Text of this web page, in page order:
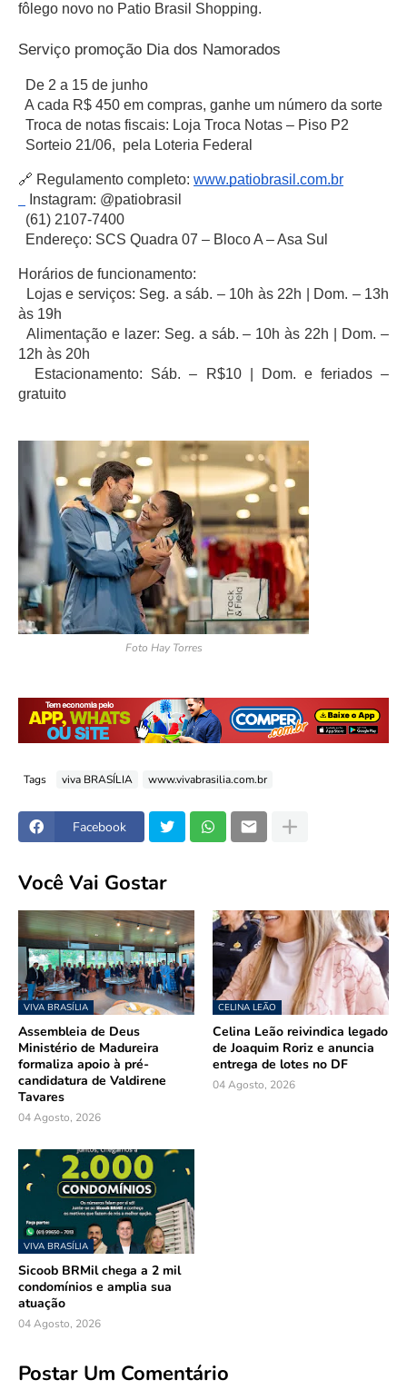
fôlego novo no Patio Brasil Shopping.
Serviço promoção Dia dos Namorados
De 2 a 15 de junho
A cada R$ 450 em compras, ganhe um número da sorte
Troca de notas fiscais: Loja Troca Notas – Piso P2
Sorteio 21/06, pela Loteria Federal
🔗 Regulamento completo: www.patiobrasil.com.br
Instagram: @patiobrasil
(61) 2107-7400
Endereço: SCS Quadra 07 – Bloco A – Asa Sul
Horários de funcionamento:
Lojas e serviços: Seg. a sáb. – 10h às 22h | Dom. – 13h
às 19h
Alimentação e lazer: Seg. a sáb. – 10h às 22h | Dom. –
12h às 20h
Estacionamento: Sáb. – R$10 | Dom. e feriados –
gratuito
Foto Hay Torres
Tags viva BRASÍLIA www.vivabrasilia.com.br
Facebook
Você Vai Gostar
VIVA BRASÍLIA
Assembleia de Deus
Ministério de Madureira
formaliza apoio à pré-
candidatura de Valdirene
Tavares
04 Agosto, 2026
CELINA LEÃO
Celina Leão reivindica legado
de Joaquim Roriz e anuncia
entrega de lotes no DF
04 Agosto, 2026
VIVA BRASÍLIA
Sicoob BRMil chega a 2 mil
condomínios e amplia sua
atuação
04 Agosto, 2026
Postar Um Comentário